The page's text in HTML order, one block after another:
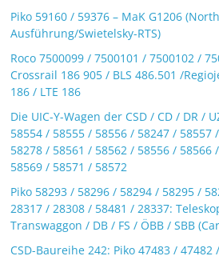
Piko 59160 / 59376 – MaK G1206
Ausführung/Swietelsky-RTS)
Roco 7500099 / 7500101 / 7500102 /
Crossrail 186 905 / BLS 486.501 /
186 / LTE 186
Die UIC-Y-Wagen der CSD / CD / DR /
58554 / 58555 / 58556 / 58247 / 58557
58278 / 58561 / 58562 / 58556 / 58566
58569 / 58571 / 58572
Piko 58293 / 58296 / 58294 / 58295 /
28317 / 28308 / 58481 / 28337:
Transwaggon / DB / FS / ÖBB / SBB
CSD-Baureihe 242: Piko 47483 / 47482